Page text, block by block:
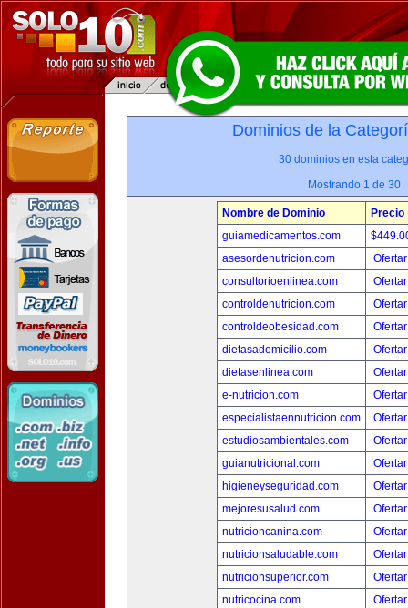
Dominios de la
30 dominios en esta
Mostrando 1 de 30
Nombre de Dominio
Precio
guiamedicamentos.com
asesordenutricion.com
consultorioenlinea.com
controldenutricion.com
controldeobesidad.com
dietasadomicilio.com
dietasenlinea.com
e-nutricion.com
especialistaennutricion.com
estudiosambientales.com
guianutricional.com
higieneyseguridad.com
mejoresusalud.com
nutricioncanina.com
nutricionsaludable.com
nutricionsuperior.com
nutricocina.com